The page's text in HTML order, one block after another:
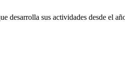
sus actividades desde el